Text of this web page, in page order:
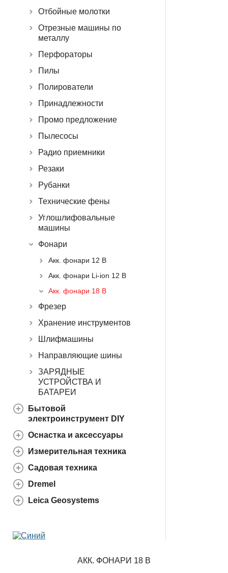
Отбойные молотки
Отрезные машины по
металлу
Перфораторы
Пилы
Полирователи
Принадлежности
Промо предложение
Пылесосы
Радио приемники
Резаки
Рубанки
Технические фены
Углошлифовальные
машины
Фонари
Акк. фонари 12 В
Акк. фонари Li-ion 12 В
Акк. фонари 18 В
Фрезер
Хранение инструментов
Шлифмашины
Направляющие шины
ЗАРЯДНЫЕ
УСТРОЙСТВА И
БАТАРЕИ
Бытовой
электроинструмент DIY
Оснастка и аксессуары
Измерительная техника
Садовая техника
Dremel
Leica Geosystems
АКК. ФОНАРИ 18 В